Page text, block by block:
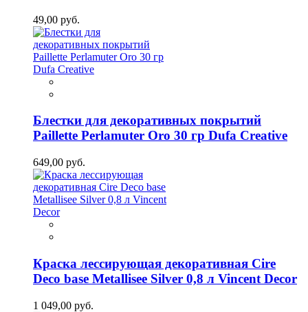
49,00 руб.
Блестки для декоративных покрытий
Paillette Perlamuter Oro 30 гр Dufa Creative
649,00 руб.
Краска лессирующая декоративная Cire
Deco base Metallisee Silver 0,8 л Vincent Decor
1 049,00 руб.